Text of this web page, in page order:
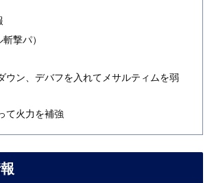
撃パ）
ウン、デバフを入れてメサルティムを弱
て火力を補強